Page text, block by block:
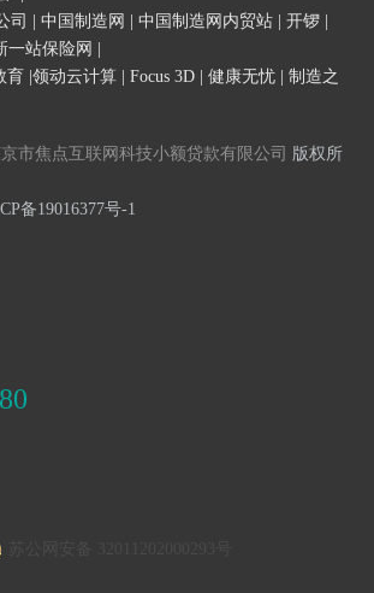
司
中国制造网 中国制造网内贸站 开锣
一站保险网
育 领动云计算 Focus 3D 健康无忧
制造之
市焦点互联网科技小额贷款有限公司
版权所
备19016377号-1